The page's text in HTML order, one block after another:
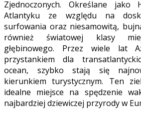
Zjednoczonych. Określane jako
Atlantyku ze względu na
surfowania oraz niesamowitą,
również światowej klasy
głębinowego. Przez wiele lat
przystankiem dla
ocean, szybko stają się
kierunkiem turystycznym. Ten
idealne miejsce na spędzenie
najbardziej dziewiczej przyrody w